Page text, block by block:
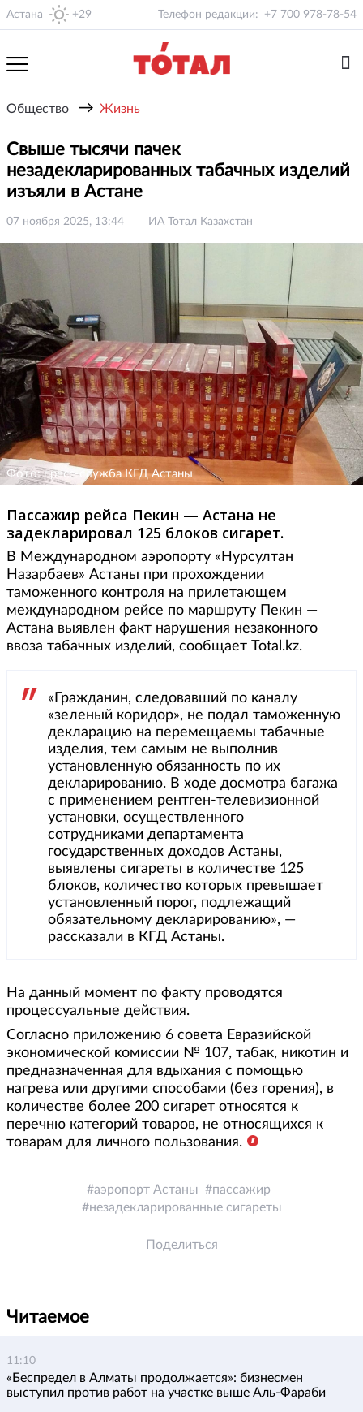
Астана +29 Телефон редакции: +7 700 978-78-54
Общество → Жизнь
Свыше тысячи пачек
незадекларированных табачных изделий
изъяли в Астане
07 ноября 2025, 13:44 ИА Тотал Казахстан
Фото: пресс-служба КГД Астаны
Пассажир рейса Пекин — Астана не
задекларировал 125 блоков сигарет.
В Международном аэропорту «Нурсултан
Назарбаев» Астаны при прохождении
таможенного контроля на прилетающем
международном рейсе по маршруту Пекин —
Астана выявлен факт нарушения незаконного
ввоза табачных изделий, сообщает Total.kz.
«Гражданин, следовавший по каналу
«зеленый коридор», не подал таможенную
декларацию на перемещаемы табачные
изделия, тем самым не выполнив
установленную обязанность по их
декларированию. В ходе досмотра багажа
с применением рентген-телевизионной
установки, осуществленного
сотрудниками департамента
государственных доходов Астаны,
выявлены сигареты в количестве 125
блоков, количество которых превышает
установленный порог, подлежащий
обязательному декларированию», —
рассказали в КГД Астаны.
На данный момент по факту проводятся
процессуальные действия.
Согласно приложению 6 совета Евразийской
экономической комиссии № 107, табак, никотин и
предназначенная для вдыхания с помощью
нагрева или другими способами (без горения), в
количестве более 200 сигарет относятся к
перечню категорий товаров, не относящихся к
товарам для личного пользования.
аэропорт Астаны
пассажир
незадекларированные сигареты
Поделиться
Читаемое
11:10
«Беспредел в Алматы продолжается»: бизнесмен
выступил против работ на участке выше Аль-Фараби